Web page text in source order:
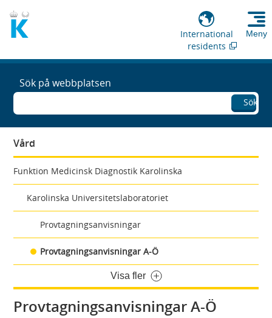
International
residents
Meny
Sök på webbplatsen
Sök
Vård
Funktion Medicinsk Diagnostik Karolinska
Karolinska Universitetslaboratoriet
Provtagningsanvisningar
Provtagningsanvisningar A-Ö
Visa fler
Provtagningsanvisningar A-Ö